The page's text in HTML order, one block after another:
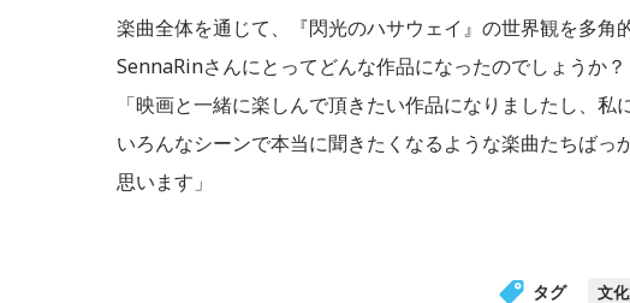
楽曲全体を通じて、『閃光のハサウェイ』の世界観を多角
SennaRinさんにとってどんな作品になったのでしょうか？
「映画と一緒に楽しんで頂きたい作品になりましたし、
いろんなシーンで本当に聞きたくなるような楽曲たちば
思います」
タグ 文